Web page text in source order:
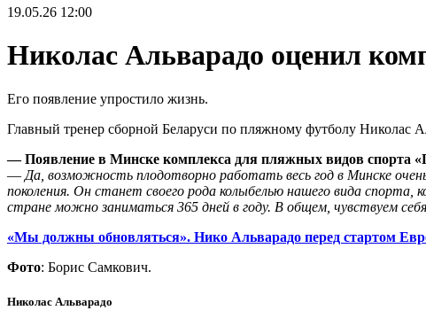
19.05.26 12:00
Николас Альварадо оценил
Его появление упростило жизнь.
Главный тренер сборной Беларуси по пляжному футболу Николас
— Появление в Минске комплекса для пляжных видов спорта
— Да, возможность плодотворно работать весь год в Минске
поколения. Он станет своего рода колыбелью нашего вида
стране можно заниматься 365 дней в году. В общем, чувствуем
«Мы должны обновляться». Нико Альварадо перед стартом
Фото: Борис Самкович.
Николас Альварадо